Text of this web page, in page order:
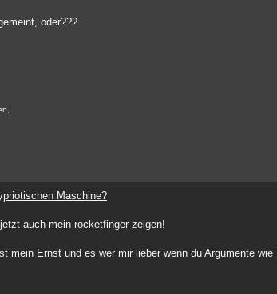
oder???
Maschine?
auch mein rocketfinger zeigen!
mein Ernst und es wer mir lieber wenn du Argumente